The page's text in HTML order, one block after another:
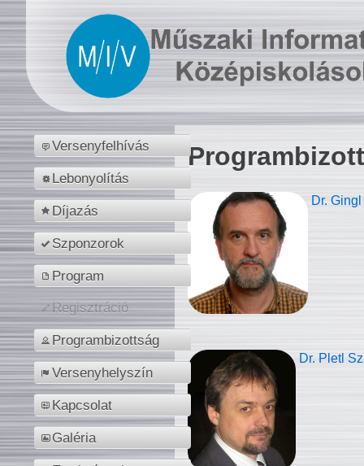
Versenyfelhívás
Lebonyolítás
Díjazás
Szponzorok
Program
Regisztráció
Programbizottság
Versenyhelyszín
Kapcsolat
Galéria
Dr.
Dr. Pletl